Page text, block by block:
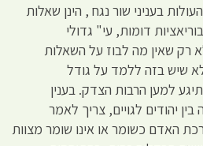
בעניני שור נגח , הינן שאלות
דומות, עי" גדולי
רק שאין מה לבוז על השאלות
שיש בזה ללמד על גודל
למען הרבות הצדק. בענין
יהודים לגויים, צריך לאמר
האדם כשומר או אינו שומר מצוות